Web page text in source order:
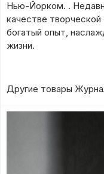
Нью-Йорком. .
качестве
богатый опыт,
жизни.
Другие товары